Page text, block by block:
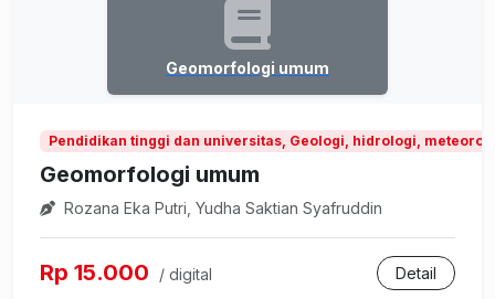
Geomorfologi umum
Pendidikan tinggi dan universitas, Geologi, hidrologi,
Geomorfologi umum
Rozana Eka Putri, Yudha Saktian Syafruddin
Rp 15.000 / digital Detail